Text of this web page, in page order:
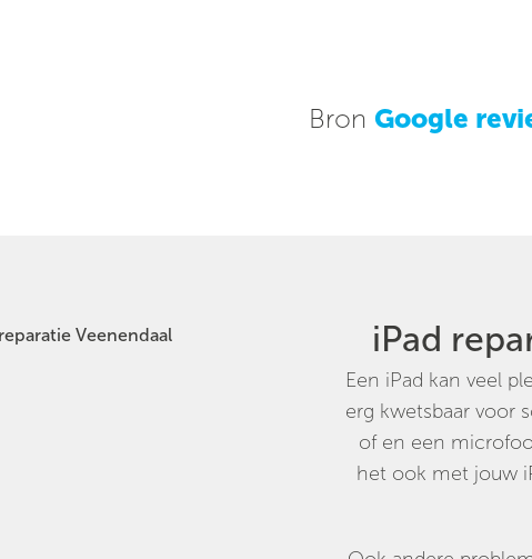
Bron Google
iPad
Een iPad kan veel
erg kwetsbaar voor
of en een
het ook met jouw